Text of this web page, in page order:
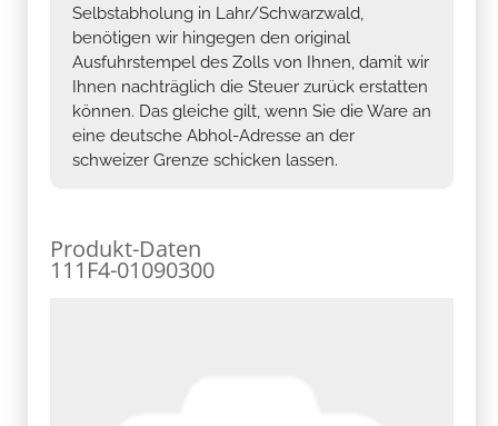
Selbstabholung in Lahr/Schwarzwald,
benötigen wir hingegen den original
Ausfuhrstempel des Zolls von Ihnen, damit wir
Ihnen nachträglich die Steuer zurück erstatten
können. Das gleiche gilt, wenn Sie die Ware an
eine deutsche Abhol-Adresse an der
schweizer Grenze schicken lassen.
Produkt-Daten
111F4-01090300